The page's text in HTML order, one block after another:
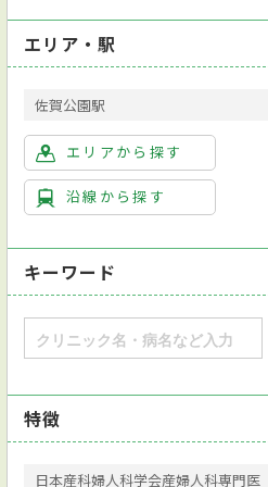
エリア・駅
佐賀公園駅
エリアから探す
沿線から探す
キーワード
特徴
日本産科婦人科学会産婦人科専門医